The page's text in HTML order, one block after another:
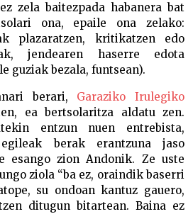
zela baitezpada habanera bat
ona, epaile ona zelako:
plazaratzen, kritikatzen edo
jendearen haserre edota
guziak bezala, funtsean).
berari, Garaziko Irulegiko
ea bertsolaritza aldatu zen.
entzun nuen entrebista,
berak erantzuna jaso
esango zion Andonik. Ze uste
ziola “ba ez, oraindik baserri
su ondoan kantuz gauero,
ditugun bitartean. Baina ez